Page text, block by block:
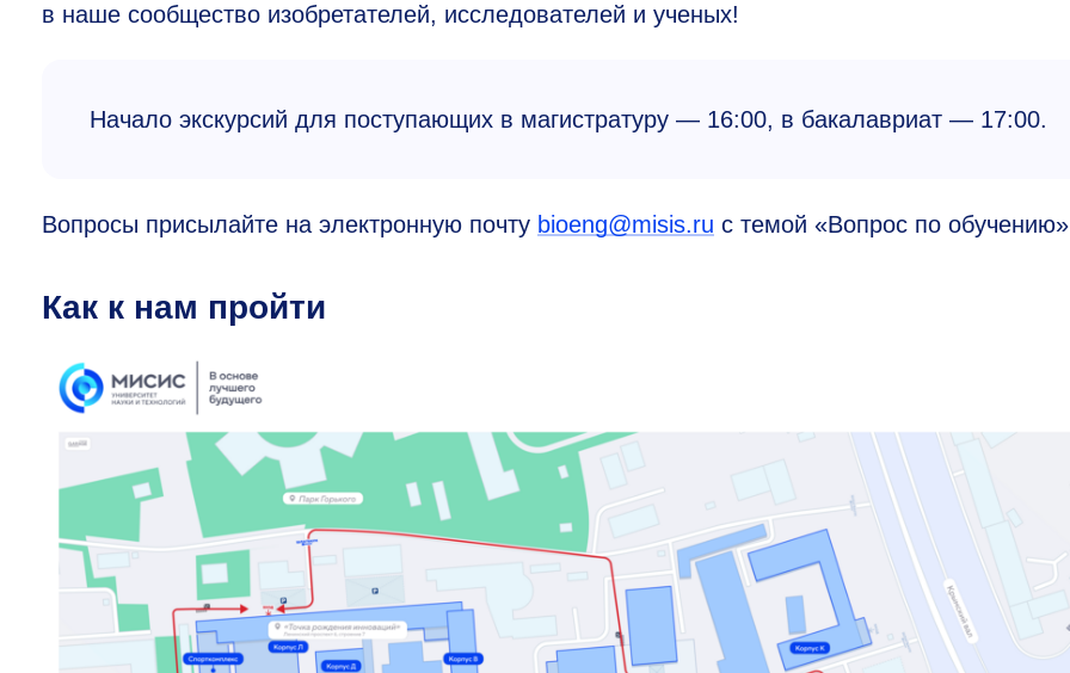
в наше сообщество изобретателей, исследователей и ученых!
Начало экскурсий для поступающих в магистратуру — 16:00, в бакалавриат — 17:00.
Вопросы присылайте на электронную почту bioeng@misis.ru с темой «Вопрос по
Как к нам пройти